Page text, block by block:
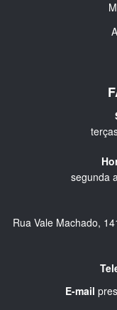
segunda
Rua Vale Machado,
E-mail